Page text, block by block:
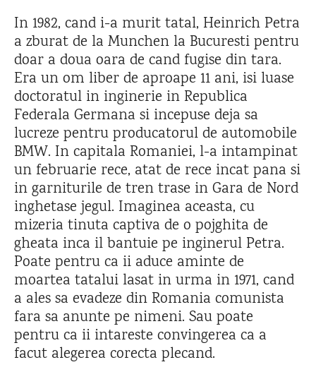
In 1982, cand i-a murit tatal, Heinrich Petra
a zburat de la Munchen la Bucuresti pentru
doar a doua oara de cand fugise din tara.
Era un om liber de aproape 11 ani, isi luase
doctoratul in inginerie in Republica
Federala Germana si incepuse deja sa
lucreze pentru producatorul de automobile
BMW. In capitala Romaniei, l-a intampinat
un februarie rece, atat de rece incat pana si
in garniturile de tren trase in Gara de Nord
inghetase jegul. Imaginea aceasta, cu
mizeria tinuta captiva de o pojghita de
gheata inca il bantuie pe inginerul Petra.
Poate pentru ca ii aduce aminte de
moartea tatalui lasat in urma in 1971, cand
a ales sa evadeze din Romania comunista
fara sa anunte pe nimeni. Sau poate
pentru ca ii intareste convingerea ca a
facut alegerea corecta plecand.